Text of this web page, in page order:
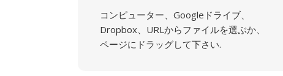
コンピューター、Googleドライブ、
Dropbox、URLからファイルを選ぶか、
ページにドラッグして下さい.